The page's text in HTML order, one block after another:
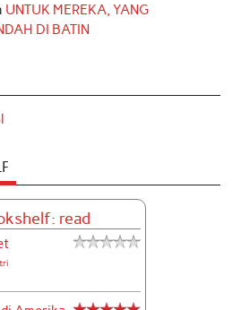
UNTUK MEREKA, YANG
DI BATIN
read